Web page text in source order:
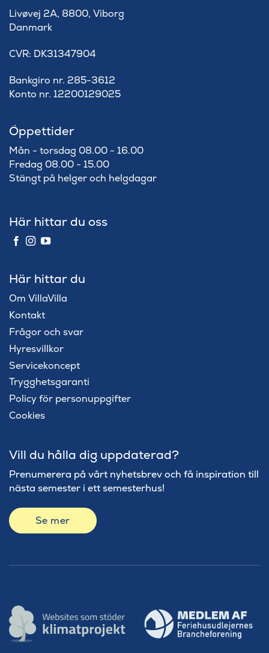
Livøvej 2A, 8800, Viborg
Danmark
​CVR: DK31347904
Bankgiro nr. 285-3612
Konto nr. 12200129025
Öppettider
Mån - torsdag 08.00 - 16.00
Fredag 08.00 - 15.00
Stängt på helger och helgdagar
Här hittar du oss
Här hittar du
Om VillaVilla
Kontakt
Frågor och svar
Hyresvillkor
Servicekoncept
Trygghetsgaranti
Policy för personuppgifter
Cookies
Vill du hålla dig uppdaterad?
Prenumerera på vårt nyhetsbrev och få inspiration till
nästa semester i ett semesterhus!
Se mer